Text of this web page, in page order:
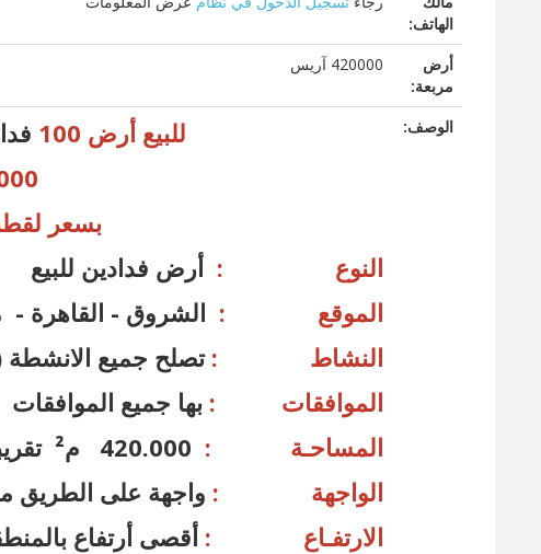
الهاتف:
أرض
مربعة:
420000 آريس
الوصف: للبيع أرض 100
بسعر
النوع : أرض فدادين للبيع
الموقع : الشروق - القاهرة
النشاط :تصلح جميع
الموافقات : بها جميع الموافقات
المساحـة :
الواجهة : واجهة على الطريق
الارتفـاع : أقصى أرتفاع